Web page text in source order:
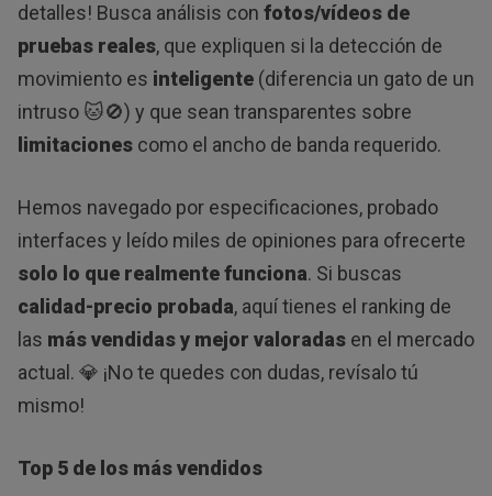
detalles! Busca análisis con fotos/vídeos de
pruebas reales, que expliquen si la detección de
movimiento es inteligente (diferencia un gato de un
intruso 🐱🚫) y que sean transparentes sobre
limitaciones como el ancho de banda requerido.
Hemos navegado por especificaciones, probado
interfaces y leído miles de opiniones para ofrecerte
solo lo que realmente funciona. Si buscas
calidad-precio probada, aquí tienes el ranking de
las más vendidas y mejor valoradas en el mercado
actual. 💎 ¡No te quedes con dudas, revísalo tú
mismo!
Top 5 de los más vendidos